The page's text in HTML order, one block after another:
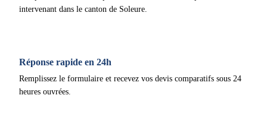
intervenant dans le canton de Soleure.
Réponse rapide en 24h
Remplissez le formulaire et recevez vos devis comparatifs sous 24
heures ouvrées.